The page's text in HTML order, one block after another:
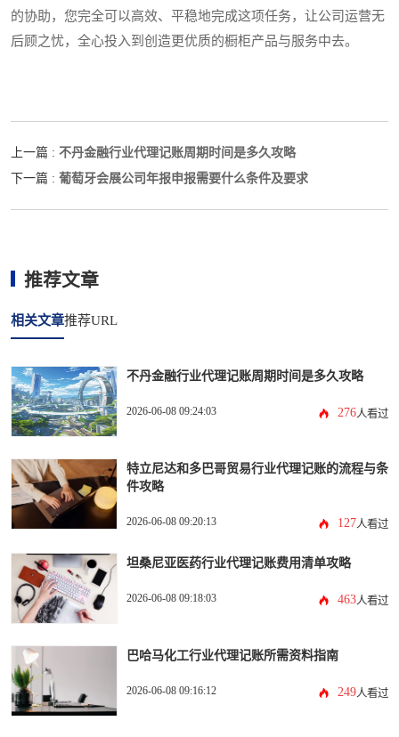
的协助，您完全可以高效、平稳地完成这项任务，让公司运营无
后顾之忧，全心投入到创造更优质的橱柜产品与服务中去。
上一篇 : 不丹金融行业代理记账周期时间是多久攻略
下一篇 : 葡萄牙会展公司年报申报需要什么条件及要求
推荐文章
相关文章推荐URL
不丹金融行业代理记账周期时间是多久攻略
2026-06-08 09:24:03 276人看过
特立尼达和多巴哥贸易行业代理记账的流程与条
件攻略
2026-06-08 09:20:13 127人看过
坦桑尼亚医药行业代理记账费用清单攻略
2026-06-08 09:18:03 463人看过
巴哈马化工行业代理记账所需资料指南
2026-06-08 09:16:12 249人看过